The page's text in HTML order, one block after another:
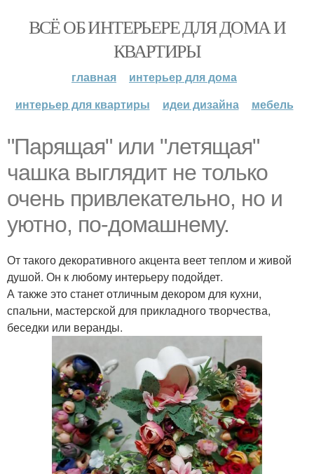
ВСЁ ОБ ИНТЕРЬЕРЕ ДЛЯ ДОМА И
КВАРТИРЫ
главная
интерьер для дома
интерьер для квартиры
идеи дизайна мебель
"Парящая" или "летящая"
чашка выглядит не только
очень привлекательно, но и
уютно, по-домашнему.
От такого декоративного акцента веет теплом и живой
душой. Он к любому интерьеру подойдет.
А также это станет отличным декором для кухни,
спальни, мастерской для прикладного творчества,
беседки или веранды.